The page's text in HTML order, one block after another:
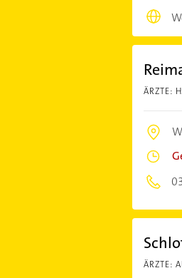
ÄRZTE:
ÄRZTE: